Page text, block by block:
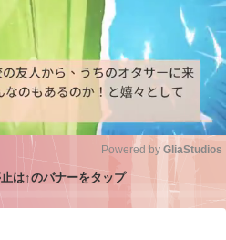
Powered by GliaStudios
は↑のバナーをタップ